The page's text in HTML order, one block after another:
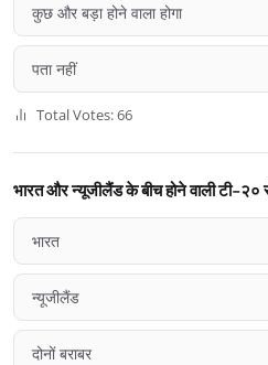
कुछ और बड़ा होने वाला होगा
पता नहीं
Total Votes: 66
भारत और न्यूजीलैंड के बीच होने वाली टी-२०
भारत
न्यूजीलैंड
दोनों बराबर